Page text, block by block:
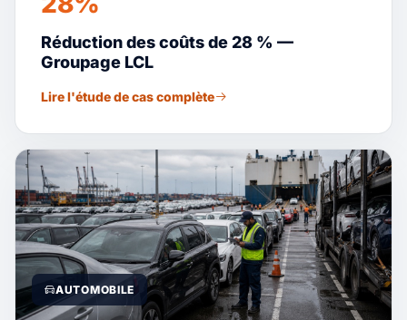
Réduction des coûts de 28 % —
Groupage LCL
Lire l'étude de cas complète
AUTOMOBILE